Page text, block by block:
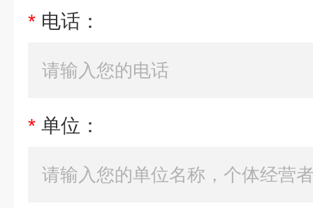
* 电话：
* 单位：